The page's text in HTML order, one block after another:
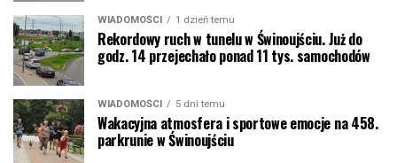
WIADOMOŚCI 1 dzień temu
Rekordowy ruch w tunelu w Świnoujściu. Już do
godz. 14 przejechało ponad 11 tys. samochodów
WIADOMOŚCI 5 dni temu
Wakacyjna atmosfera i sportowe emocje na 458.
parkrunie w Świnoujściu